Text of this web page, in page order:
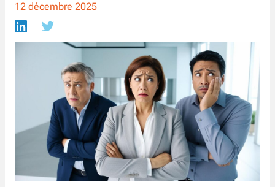
12 décembre 2025